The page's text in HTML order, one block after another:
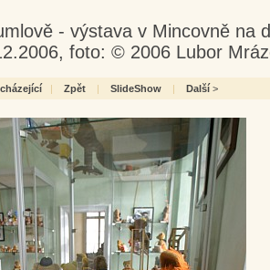
- výstava v Mincovně na
foto: © 2006 Lubor
| Zpět | SlideShow | Další >